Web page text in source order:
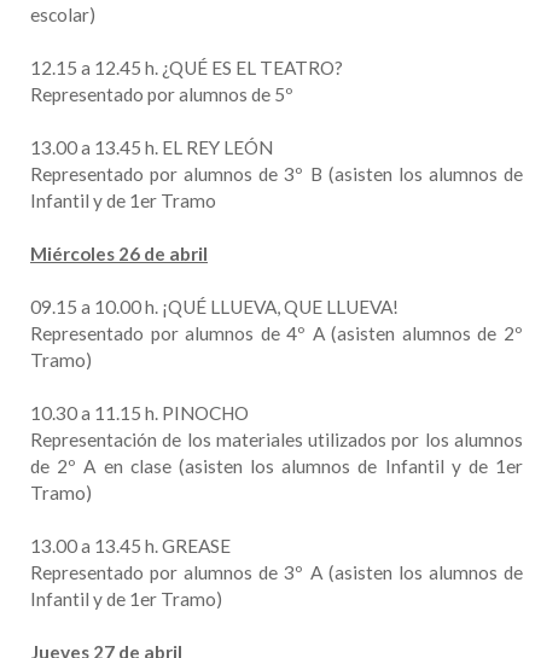
escolar)
12.15 a 12.45 h. ¿QUÉ ES EL TEATRO?
Representado por alumnos de 5º
13.00 a 13.45 h. EL REY LEÓN
Representado por alumnos de 3º B (asisten los alumnos de
Infantil y de 1er Tramo
Miércoles 26 de abril
09.15 a 10.00 h. ¡QUÉ LLUEVA, QUE LLUEVA!
Representado por alumnos de 4º A (asisten alumnos de 2º
Tramo)
10.30 a 11.15 h. PINOCHO
Representación de los materiales utilizados por los alumnos
de 2º A en clase (asisten los alumnos de Infantil y de 1er
Tramo)
13.00 a 13.45 h. GREASE
Representado por alumnos de 3º A (asisten los alumnos de
Infantil y de 1er Tramo)
Jueves 27 de abril